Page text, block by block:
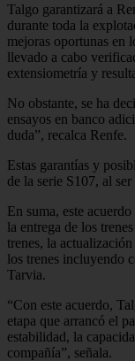
Talgo garantizará a
durante toda la
mejoras oportunas en
llevado a cabo
extensiometría y
No obstante, se ha
ensayos en banco
duda”, recalca Renfe.
Estas garantías y
de la serie S107, al
En suma, este
la entrega de los
trenes, la
los trenes incluyendo
Tarvia.
“Con este acuerdo,
etapa que arrancó el
estabilidad, la
compañía”, señala.